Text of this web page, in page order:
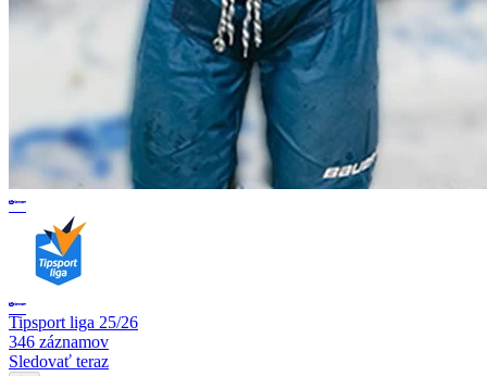
Tipsport liga 25/26
346 záznamov
Sledovať teraz